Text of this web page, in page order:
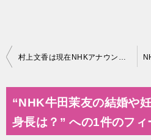
投
ビ
ゲ
村上文香は現在NHKアナウンサー！元NMBの大学や彼氏は？
“NHK牛田茉友の結婚や
身長は？” への1件のフィ